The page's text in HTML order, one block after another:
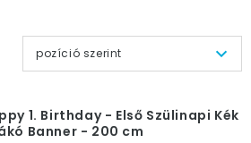
pozíció szerint
1. Birthday - Első Szülinapi Kék
Banner - 200 cm